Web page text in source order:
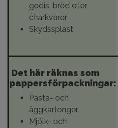
godis, bröd eller
charkvaror
Skydssplast
Det här räknas som
pappersförpackningar:
Pasta- och
äggkartonger
Mjölk- och